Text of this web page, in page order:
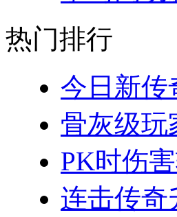
热门排行
今日新传
骨灰级玩
PK时伤
连击传奇